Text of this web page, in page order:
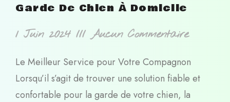
Garde De Chien À Domicile
1 Juin 2024 Aucun Commentaire
Le Meilleur Service pour Votre Compagnon
Lorsqu’il s’agit de trouver une solution fiable et
confortable pour la garde de votre chien, la